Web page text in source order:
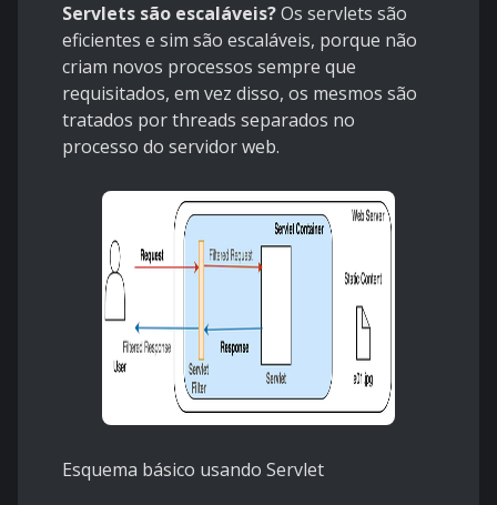
Servlets são escaláveis?Os servlets são
eficientes e sim são escaláveis, ​​porque não
criam novos processos sempre que
requisitados, em vez disso, os mesmos são
tratados por threads separados no
processo do servidor web.
Esquema básico usando Servlet